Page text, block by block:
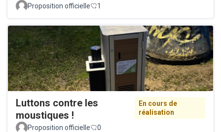
Proposition officielle 1
Luttons contre les
moustiques !
En cours de
réalisation
Proposition officielle
0